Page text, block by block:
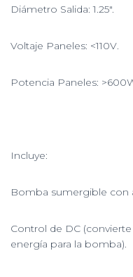
Diámetro Salida: 1.25″.
Voltaje Paneles: <110V.
Potencia Paneles:
Incluye:
Bomba sumergible con
Control de DC
energía para la bomba).